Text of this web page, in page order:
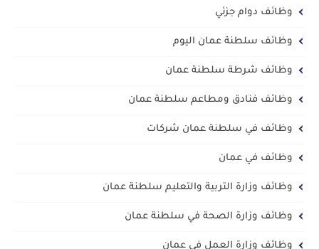
وظائف دوام جزئي
وظائف سلطنة عمان اليوم
وظائف شرطة سلطنة عمان
وظائف فنادق ومطاعم سلطنة عمان
وظائف في سلطنة عمان شركات
وظائف في عمان
وظائف وزارة التربية والتعليم سلطنة عمان
وظائف وزارة الصحة في سلطنة عمان
وظائف وزارة العمل في عمان